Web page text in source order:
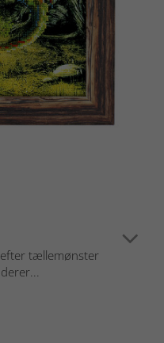
efter tællemønster